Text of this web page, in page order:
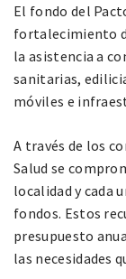
El fondo del
fortalecimiento
la asistencia a
sanitarias,
móviles e
A través de los
Salud se
localidad y cada
fondos. Estos
presupuesto
las necesidades